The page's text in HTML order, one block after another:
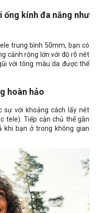
ống kính đa năng như
trung bình 50mm, bạn có
cảnh rộng lớn với độ rõ nét
với tông màu da được thể
hoàn hảo
sự với khoảng cách lấy nét
tele). Tiếp cận chủ thể gần
khi bạn ở trong không gian